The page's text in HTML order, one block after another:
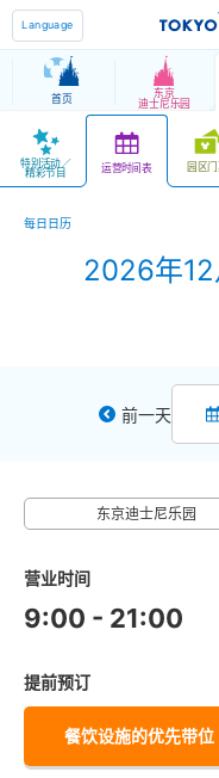
Language
首页 东京
迪士尼乐园
特别活动／
精彩节目 运营时间表 园区
每日日历
2026年
前一天
东京迪士尼乐园
营业时间
9:00 - 21:00
提前预订
餐饮设施的优先带位